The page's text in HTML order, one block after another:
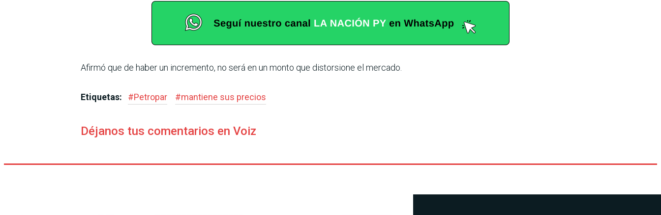
Afirmó que de haber un incre­mento, no será en un monto que distorsione el mercado.
Etiquetas: #Petropar #mantiene sus precios
Déjanos tus comentarios en Voiz